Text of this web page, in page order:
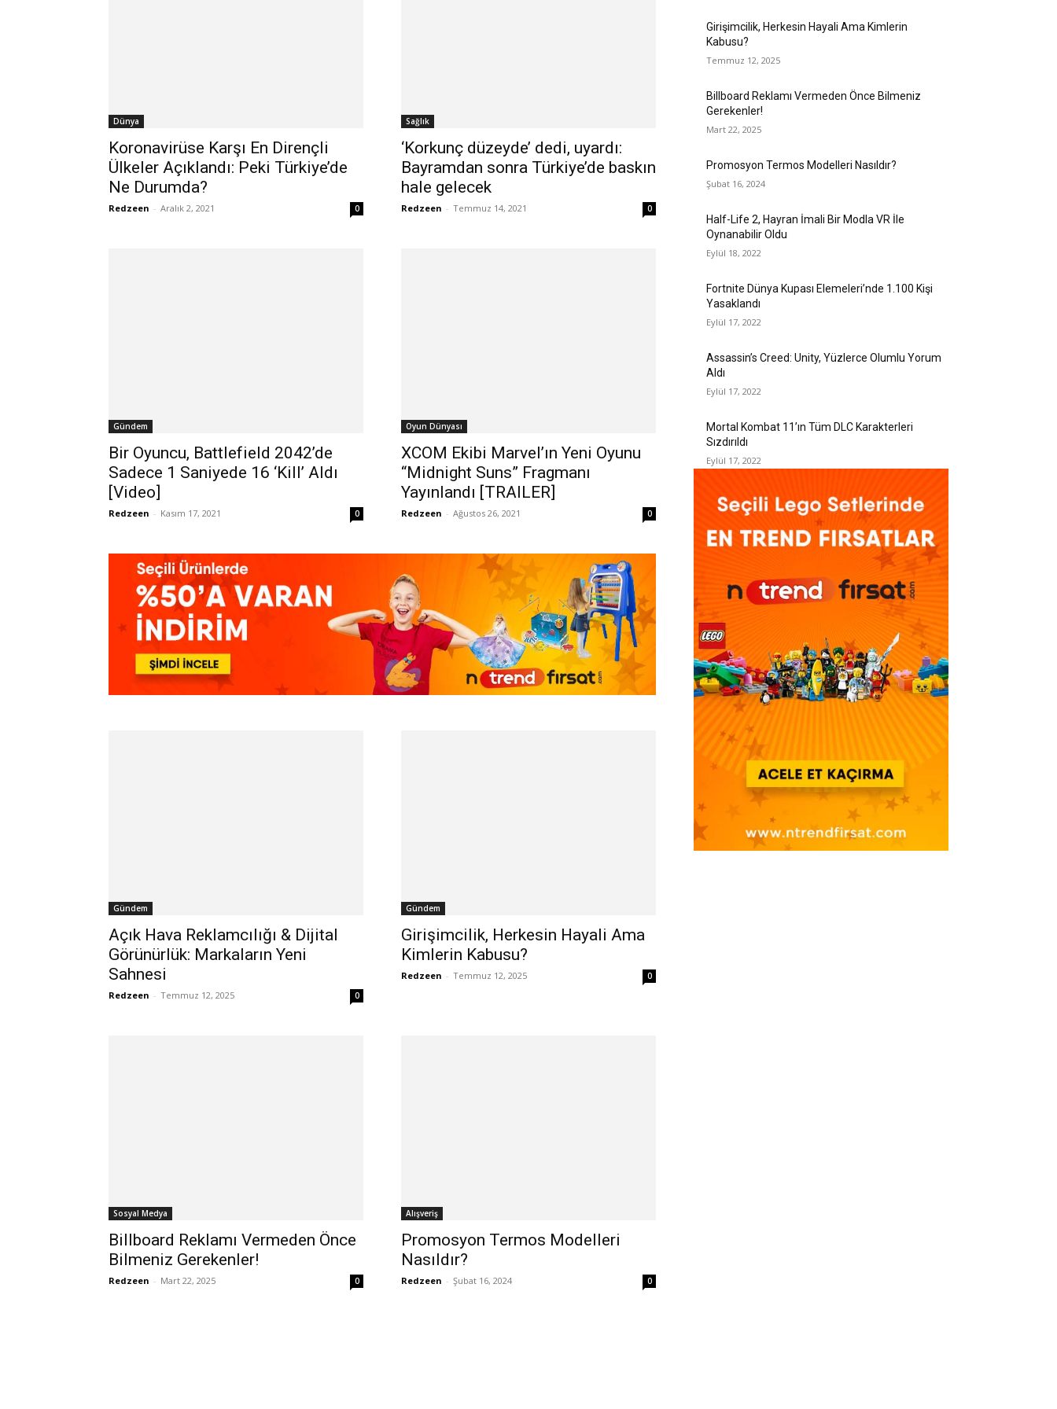
Dünya
Koronavirüse Karşı En Dirençli
Ülkeler Açıklandı: Peki Türkiye’de
Ne Durumda?
Redzeen - Aralık 2, 2021 0
Sağlık
‘Korkunç düzeyde’ dedi, uyardı:
Bayramdan sonra Türkiye’de baskın
hale gelecek
Redzeen - Temmuz 14, 2021 0
Gündem
Bir Oyuncu, Battlefield 2042’de
Sadece 1 Saniyede 16 ‘Kill’ Aldı
[Video]
Redzeen - Kasım 17, 2021 0
Oyun Dünyası
XCOM Ekibi Marvel’ın Yeni Oyunu
“Midnight Suns” Fragmanı
Yayınlandı [TRAILER]
Redzeen - Ağustos 26, 2021 0
Gündem
Açık Hava Reklamcılığı & Dijital
Görünürlük: Markaların Yeni
Sahnesi
Redzeen - Temmuz 12, 2025 0
Gündem
Girişimcilik, Herkesin Hayali Ama
Kimlerin Kabusu?
Redzeen - Temmuz 12, 2025 0
Sosyal Medya
Billboard Reklamı Vermeden Önce
Bilmeniz Gerekenler!
Redzeen - Mart 22, 2025 0
Alışveriş
Promosyon Termos Modelleri
Nasıldır?
Redzeen - Şubat 16, 2024 0
Girişimcilik, Herkesin Hayali Ama Kimlerin
Kabusu?
Temmuz 12, 2025
Billboard Reklamı Vermeden Önce Bilmeniz
Gerekenler!
Mart 22, 2025
Promosyon Termos Modelleri Nasıldır?
Şubat 16, 2024
Half-Life 2, Hayran İmali Bir Modla VR İle
Oynanabilir Oldu
Eylül 18, 2022
Fortnite Dünya Kupası Elemeleri’nde 1.100 Kişi
Yasaklandı
Eylül 17, 2022
Assassin’s Creed: Unity, Yüzlerce Olumlu Yorum
Aldı
Eylül 17, 2022
Mortal Kombat 11’ın Tüm DLC Karakterleri
Sızdırıldı
Eylül 17, 2022